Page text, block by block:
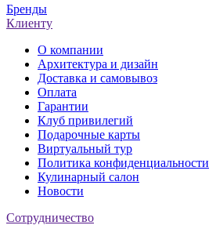
Бренды
Клиенту
О компании
Архитектура и дизайн
Доставка и самовывоз
Оплата
Гарантии
Клуб привилегий
Подарочные карты
Виртуальный тур
Политика конфиденциальности
Кулинарный салон
Новости
Сотрудничество